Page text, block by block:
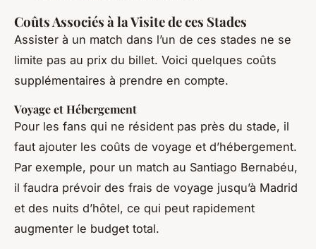
Coûts Associés à la Visite de ces Stades
Assister à un match dans l’un de ces stades ne se
limite pas au prix du billet. Voici quelques coûts
supplémentaires à prendre en compte.
Voyage et Hébergement
Pour les fans qui ne résident pas près du stade, il
faut ajouter les coûts de voyage et d’hébergement.
Par exemple, pour un match au Santiago Bernabéu,
il faudra prévoir des frais de voyage jusqu’à Madrid
et des nuits d’hôtel, ce qui peut rapidement
augmenter le budget total.